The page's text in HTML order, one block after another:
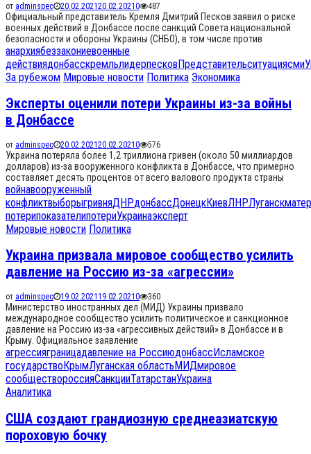
от adminspec 20.02.202120.02.20210 487
Официальный представитель Кремля Дмитрий Песков заявил о риске
военных действий в Донбассе после санкций Совета национальной
безопасности и обороны Украины (СНБО), в том числе против
анархиябеззакониевоенные
действиядонбасскремльлидерпесковПредставительситуациясми
За рубежом Мировые новости Политика Экономика
Эксперты оценили потери Украины из-за войны
в Донбассе
от adminspec 20.02.202120.02.20210 576
Украина потеряла более 1,2 триллиона гривен (около 50 миллиардов
долларов) из-за вооруженного конфликта в Донбассе, что примерно
составляет десять процентов от всего валового продукта страны
войнавооруженный
конфликтвыборыгривняДНРдонбассДонецкКиевЛНРЛуганск
потерипоказателипотериУкраинаэксперт
Мировые новости Политика
Украина призвала мировое сообщество усилить
давление на Россию из-за «агрессии»
от adminspec 19.02.2021 19.02.20210 360
Министерство иностранных дел (МИД) Украины призвало
международное сообщество усилить политическое и санкционное
давление на Россию из-за «агрессивных действий» в Донбассе и в
Крыму. Официальное заявление
агрессияграницадавление на РоссиюдонбассИсламское
государствоКрымЛуганская областьМИДмировое
сообществороссияСанкцииТатарстанУкраина
Аналитика
США создают грандиозную среднеазиатскую
пороховую бочку